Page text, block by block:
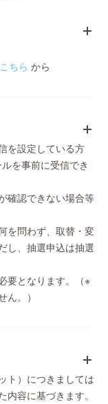
こちら から
を設定している方
を事前に受信でき
確認できない場合等
を問わず、取替・変
し、抽選申込は抽選
要となります。（※
。）
ト）につきましては
容に基づきます。